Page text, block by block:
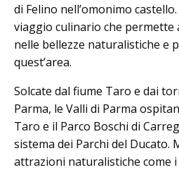
di Felino nell’omonimo
viaggio culinario che permette
nelle bellezze naturalistiche e
quest’area.
Solcate dal fiume Taro e dai
Parma, le Valli di Parma
Taro e il Parco Boschi di
sistema dei Parchi del Ducato.
attrazioni naturalistiche come i